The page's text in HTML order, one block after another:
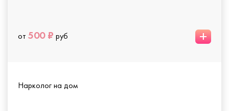
от 500 ₽ руб +
Нарколог на дом